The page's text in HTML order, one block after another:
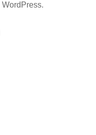
WordPress.